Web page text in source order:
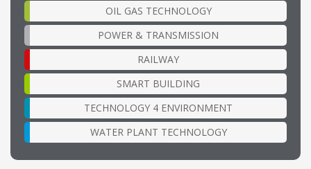
OIL GAS TECHNOLOGY
POWER & TRANSMISSION
RAILWAY
SMART BUILDING
TECHNOLOGY 4 ENVIRONMENT
WATER PLANT TECHNOLOGY